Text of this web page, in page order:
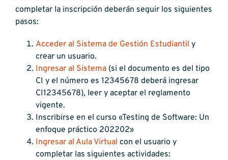
completar la inscripción deberán seguir los siguientes
pasos:
Acceder al Sistema de Gestión Estudiantil y
crear un usuario.
Ingresar al Sistema (si el documento es del tipo
CI y el número es 12345678 deberá ingresar
CI12345678), leer y aceptar el reglamento
vigente.
Inscribirse en el curso «Testing de Software: Un
enfoque práctico 202202»
Ingresar al Aula Virtual con el usuario y
completar las siguientes actividades: